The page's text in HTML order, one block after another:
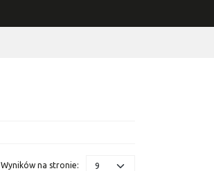
Wyników na stronie: